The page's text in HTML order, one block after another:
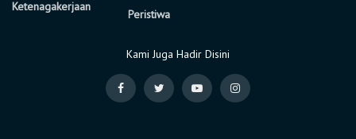
Ketenagakerjaan
Peristiwa
Kami Juga Hadir Disini